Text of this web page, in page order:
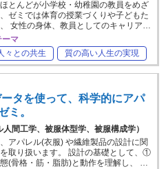
とんどが小学校・幼稚園の教員をめざ
ゼミでは体育の授業づくりや子どもた
女性の身体、教員としてのキャリア…
ーマ
々との共生
質の高い人生の実現
タを使って、科学的にアパ
ミ。
間工学、被服体型学、被服構成学）
アパレル(衣服) や繊維製品の設計に関
取り扱います。 設計の基礎として、①
(骨格・筋・脂肪)と動作を理解し、 …